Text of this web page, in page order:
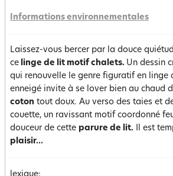
Informations environnementales
Laissez-vous bercer par la douce
ce linge de lit motif chalets. Un dessin
qui renouvelle le genre figuratif en linge
enneigé invite à se lover bien au chaud
coton tout doux. Au verso des taies et
couette, un ravissant motif coordonné
douceur de cette parure de lit. Il est
plaisir...